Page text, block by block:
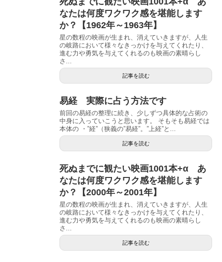
なたは何度ワクワク感を堪能します
か？【1962年～1963年】
星の数程の映画が生まれ、消えていきますが、人生
の岐路において様々なきっかけを与えてくれたり、
進む力や勇気を与えてくれるのも映画の素晴らし
さ...
記事を読む
易経 実際に占う方法です
前回の易経の整理に続き、少しずつ具体的な占術の
中身に入っていこうと思います。 そもそも易経では
本体の ・”経”（狭義の”易経”。”上経”と...
記事を読む
死ぬまでに観たい映画1001本+α あ
なたは何度ワクワク感を堪能します
か？【2000年～2001年】
星の数程の映画が生まれ、消えていきますが、人生
の岐路において様々なきっかけを与えてくれたり、
進む力や勇気を与えてくれるのも映画の素晴らし
さ...
記事を読む